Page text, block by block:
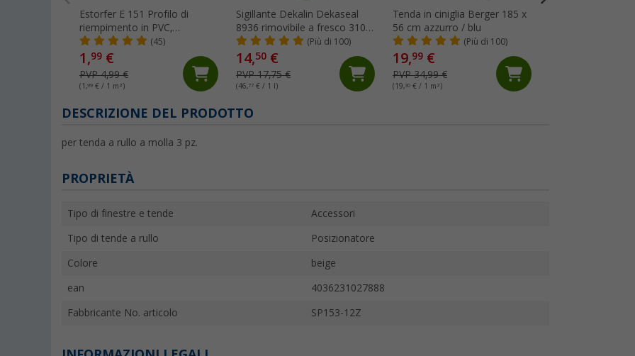
Estorfer E 151 Profilo di
riempimento in PVC,
larghezza 11,8 mm, venduto
al metro, bianco
(45)
1,99 €
PVP 4,99 €
(1,99 € / 1 m²)
Sigillante Dekalin Dekaseal
8936 rimovibile a fresco 310
ml grigio chiaro (Più di 100)
14,50 €
PVP 17,75 €
(46,77 € / 1 l)
Tenda in ciniglia Berger 185 x
56 cm azzurro / blu
(Più di 100)
19,99 €
PVP 34,99 €
(19,30 € / 1 m²)
DESCRIZIONE DEL PRODOTTO
per tenda a rullo a molla 3 pz.
PROPRIETÀ
Tipo di finestre e tende Accessori
Tipo di tende a rullo Posizionatore
Colore beige
ean 4036231027888
Fabbricante No. articolo SP153-12Z